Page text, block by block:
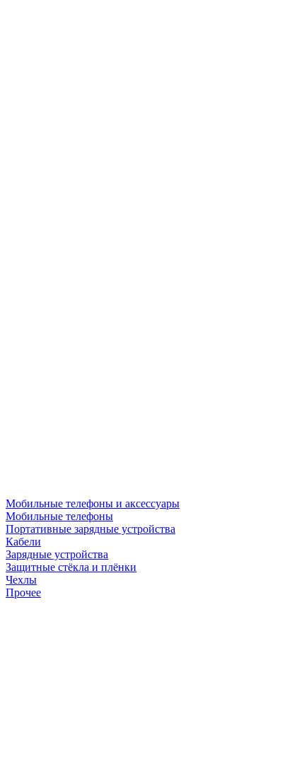
Мобильные телефоны и аксессуары
Мобильные телефоны
Портативные зарядные устройства
Кабели
Зарядные устройства
Защитные стёкла и плёнки
Чехлы
Прочее